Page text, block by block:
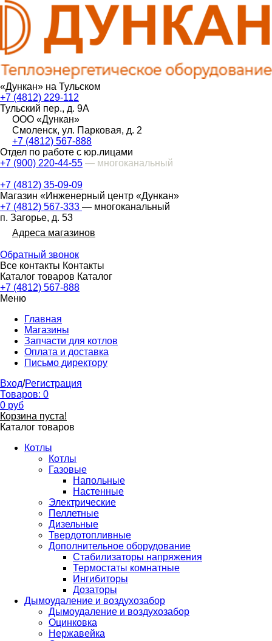
«Дункан» на Тульском
+7 (4812) 229-112
Тульский пер., д. 9А
ООО «Дункан»
Смоленск, ул. Парковая, д. 2
+7 (4812) 567-888
Отдел по работе с юр.лицами
+7 (900) 220-44-55 — многоканальный
+7 (4812) 35-09-09
Магазин «Инженерный центр «Дункан»
+7 (4812) 567-333 — многоканальный
п. Загорье, д. 53
Адреса магазинов
Обратный звонок
Все контакты Контакты
Каталог товаров Каталог
+7 (4812) 567-888
Меню
Главная
Магазины
Запчасти для котлов
Оплата и доставка
Письмо директору
Вход/Регистрация
Товаров: 0
0 руб
Корзина пуста!
Каталог товаров
Котлы
Котлы
Газовые
Напольные
Настенные
Электрические
Пеллетные
Дизельные
Твердотопливные
Дополнительное оборудование
Стабилизаторы напряжения
Термостаты комнатные
Ингибиторы
Дозаторы
Дымоудаление и воздухозабор
Дымоудаление и воздухозабор
Оцинковка
Нержавейка